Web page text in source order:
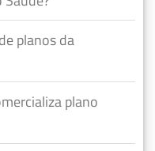
planos da
plano